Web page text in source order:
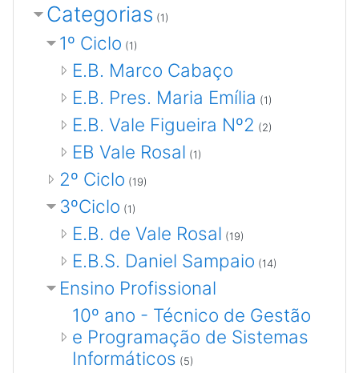
Categorias (1)
1º Ciclo (1)
E.B. Marco Cabaço
E.B. Pres. Maria Emília (1)
E.B. Vale Figueira Nº2 (2)
EB Vale Rosal (1)
2º Ciclo (19)
3ºCiclo (1)
E.B. de Vale Rosal (19)
E.B.S. Daniel Sampaio (14)
Ensino Profissional
10º ano - Técnico de Gestão
e Programação de Sistemas
Informáticos (5)